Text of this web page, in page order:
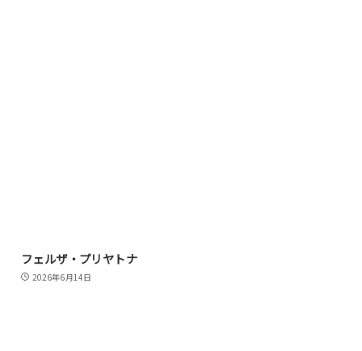
フェルザ・プリヤトナ
2026年6月14日